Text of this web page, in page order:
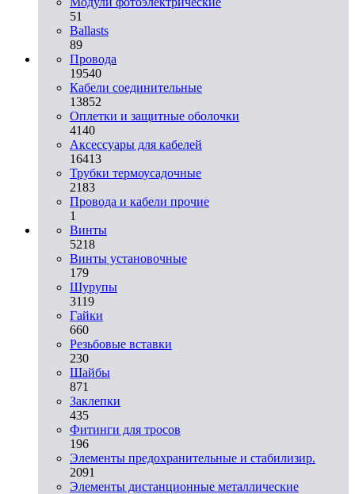
51
Ballasts
89
Провода
19540
Кабели соединительные
13852
Оплетки и защитные оболочки
4140
Аксессуары для кабелей
16413
Трубки термоусадочные
2183
Провода и кабели прочие
1
Винты
5218
Винты установочные
179
Шурупы
3119
Гайки
660
Резьбовые вставки
230
Шайбы
871
Заклепки
435
Фитинги для тросов
196
Элементы предохранительные и стабилизир.
2091
Элементы дистанционные металлические